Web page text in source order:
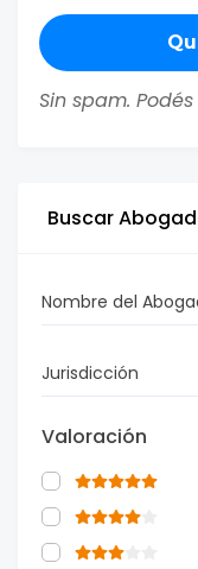
Sin spam.
Buscar
Nombre del
Jurisdicción
Valoración